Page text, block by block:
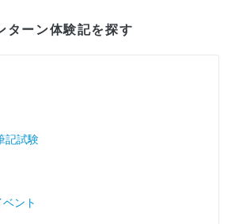
ターン体験記を探す
記試験
ント